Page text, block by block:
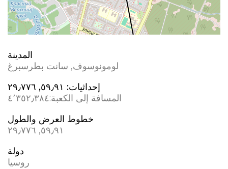
المدينة
لومونوسوف, سانت بطرسبرغ
إحداثيات: ٥٩٫٩١, ٢٩٫٧٧٦
المسافة إلى الكعبة:٤٬٣٥٢٫٣٨٤
خطوط العرض والطول
٥٩٫٩١, ٢٩٫٧٧٦
دولة
روسيا